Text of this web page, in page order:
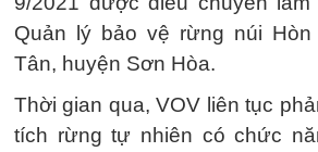
Quản lý bảo vệ rừng núi
Tân, huyện Sơn Hòa.
Thời gian qua, VOV liên tục
tích rừng tự nhiên có chức